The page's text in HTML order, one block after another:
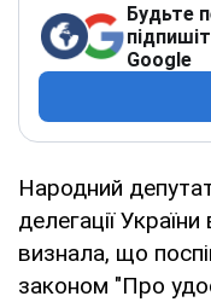
Будьте
Google
Народний
делегації
визнала, що
законом "Про